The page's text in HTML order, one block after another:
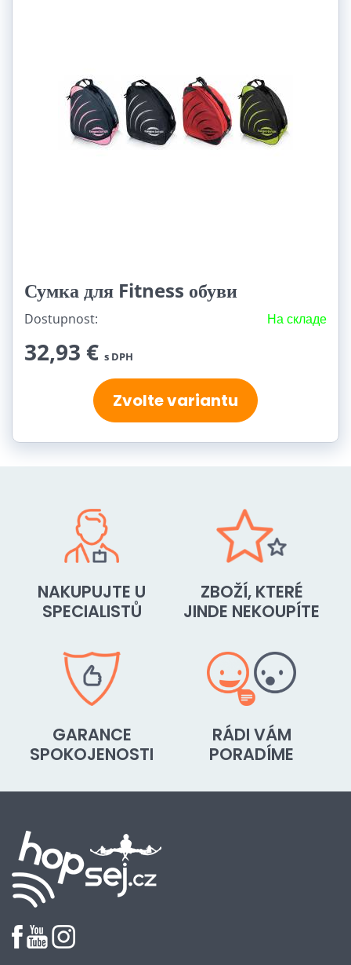
Сумка для Fitness обуви
Dostupnost: На складе
32,93 € s DPH
Zvolte variantu
NAKUPUJTE U
SPECIALISTŮ
ZBOŽÍ, KTERÉ
JINDE NEKOUPÍTE
GARANCE
SPOKOJENOSTI
RÁDI VÁM
PORADÍME